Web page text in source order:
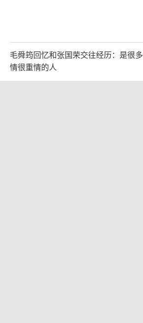
毛舜筠回忆和张国荣交往经历：是很多
情很重情的人
2026-07-28 11:00:25